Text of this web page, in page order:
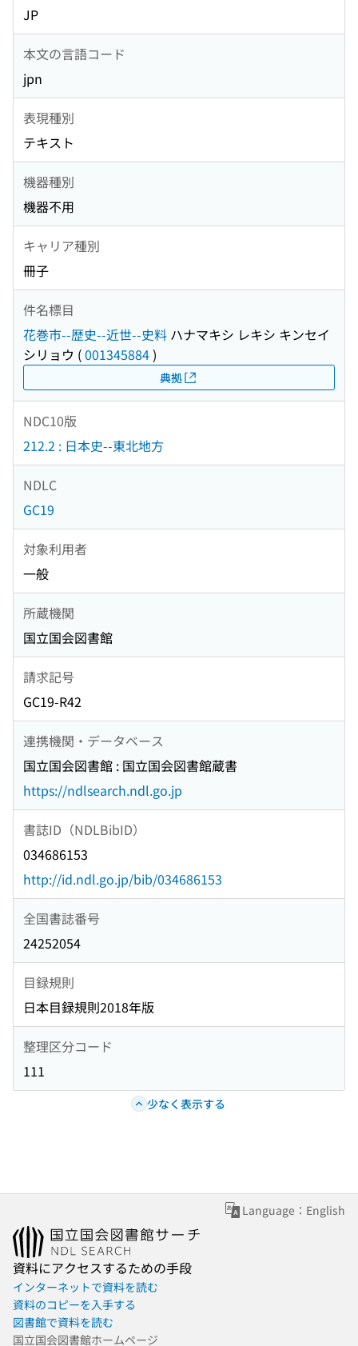
JP
本文の言語コード
jpn
表現種別
テキスト
機器種別
機器不用
キャリア種別
冊子
件名標目
花巻市--歴史--近世--史料 ハナマキシ レキシ キンセイ
シリョウ (001345884)
典拠
NDC10版
212.2 : 日本史--東北地方
NDLC
GC19
対象利用者
一般
所蔵機関
国立国会図書館
請求記号
GC19-R42
連携機関・データベース
国立国会図書館 : 国立国会図書館蔵書
https://ndlsearch.ndl.go.jp
書誌ID（NDLBibID）
034686153
http://id.ndl.go.jp/bib/034686153
全国書誌番号
24252054
目録規則
日本目録規則2018年版
整理区分コード
111
少なく表示する
Language：English
資料にアクセスするための手段
インターネットで資料を読む
資料のコピーを入手する
図書館で資料を読む
国立国会図書館ホームページ